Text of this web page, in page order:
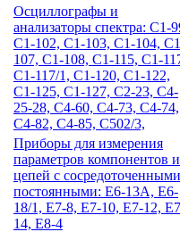
Осциллографы и
анализаторы спектра: С1-
С1-102, С1-103, С1-104,
107, С1-108, С1-115, С1-
С1-117/1, С1-120, С1-122,
С1-125, С1-127, С2-23, С4-
25-28, С4-60, С4-73, С4-74,
С4-82, С4-85, С502/3,
Приборы для измерения
параметров компонентов и
цепей с сосредоточенными
постоянными: Е6-13А, Е6-
18/1, Е7-8, Е7-10, Е7-12,
14, Е8-4